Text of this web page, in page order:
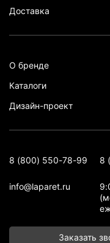
Доставка
О бренде
Каталоги
Дизайн-проект
8 (800) 550-78-99 8
info@laparet.ru
Заказать